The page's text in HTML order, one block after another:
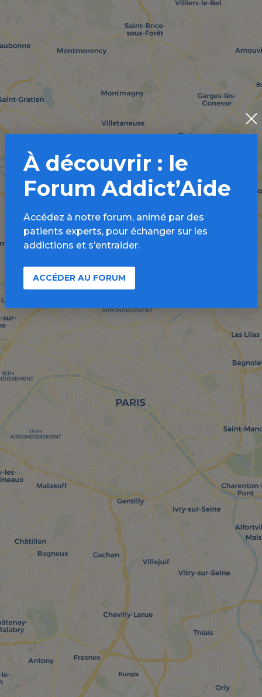
À découvrir : le
Forum Addict’Aide
Accédez à notre forum, animé par des
patients experts, pour échanger sur les
addictions et s’entraider.
ACCÉDER AU FORUM